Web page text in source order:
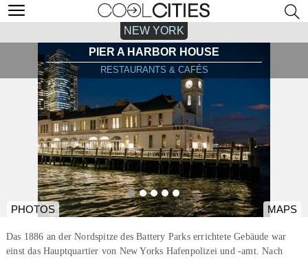
NEW YORK
PIER A HARBOR HOUSE
RESTAURANTS & CAFÉS
PHOTOS MAPS
Das 1886 an der Nordspitze des Battery Parks errichtete Gebäude war
einst das Hauptquartier von New Yorks Hafenpolizei und -amt. Nach